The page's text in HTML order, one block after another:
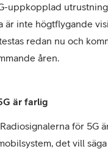
uppkopplad
är inte högtflygande
redan nu och
åren.
är farlig
för 5G
det vill säga